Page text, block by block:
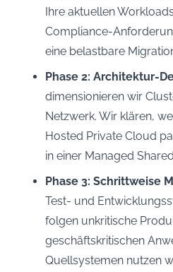
Ihre aktuellen
Compliance-
eine belastbare
Phase 2: Architektur-
dimensionieren wir
Netzwerk. Wir klären,
Hosted Private Cloud
in einer Managed
Phase 3: Schrittweise
Test- und
folgen unkritische
geschäftskritischen
Quellsystemen nutzen